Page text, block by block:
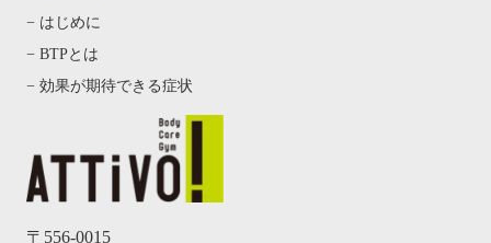
〒556-0015
− はじめに
− BTPとは
− 効果が期待できる症状